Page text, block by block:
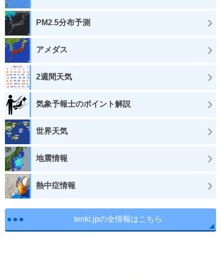
PM2.5分布予測
アメダス
2週間天気
気象予報士のポイント解説
世界天気
地震情報
熱中症情報
tenki.jpの全情報はこちら